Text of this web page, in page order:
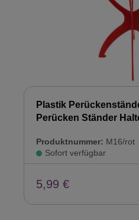
Plastik
Perücken Ständer
Produktnummer: M16/rot
Sofort verfügbar
5,99 €